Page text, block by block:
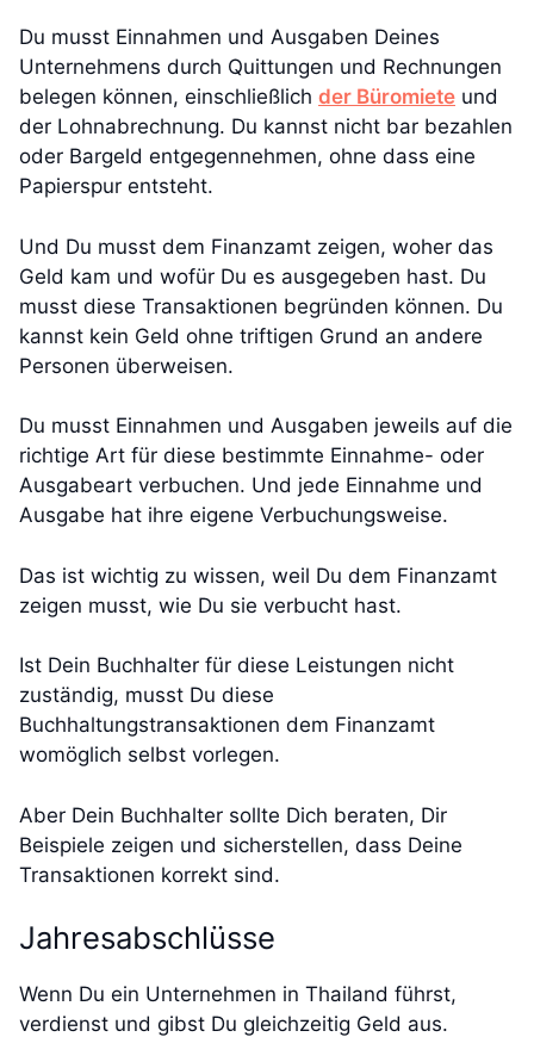
Du musst Einnahmen und Ausgaben Deines
Unternehmens durch Quittungen und Rechnungen
belegen können, einschließlich der Büromiete und
der Lohnabrechnung. Du kannst nicht bar bezahlen
oder Bargeld entgegennehmen, ohne dass eine
Papierspur entsteht.
Und Du musst dem Finanzamt zeigen, woher das
Geld kam und wofür Du es ausgegeben hast. Du
musst diese Transaktionen begründen können. Du
kannst kein Geld ohne triftigen Grund an andere
Personen überweisen.
Du musst Einnahmen und Ausgaben jeweils auf die
richtige Art für diese bestimmte Einnahme- oder
Ausgabeart verbuchen. Und jede Einnahme und
Ausgabe hat ihre eigene Verbuchungsweise.
Das ist wichtig zu wissen, weil Du dem Finanzamt
zeigen musst, wie Du sie verbucht hast.
Ist Dein Buchhalter für diese Leistungen nicht
zuständig, musst Du diese
Buchhaltungstransaktionen dem Finanzamt
womöglich selbst vorlegen.
Aber Dein Buchhalter sollte Dich beraten, Dir
Beispiele zeigen und sicherstellen, dass Deine
Transaktionen korrekt sind.
Jahresabschlüsse
Wenn Du ein Unternehmen in Thailand führst,
verdienst und gibst Du gleichzeitig Geld aus.